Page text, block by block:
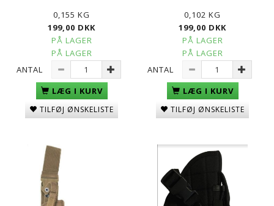
0,155 KG
199,00 DKK
PÅ LAGER
PÅ LAGER
ANTAL
LÆG I KURV
TILFØJ ØNSKELISTE
0,102 KG
199,00 DKK
PÅ LAGER
PÅ LAGER
ANTAL
LÆG I KURV
TILFØJ ØNSKELISTE